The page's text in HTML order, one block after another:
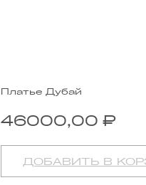
Платье Дубай
46000,00 ₽
ДОБАВИТЬ В